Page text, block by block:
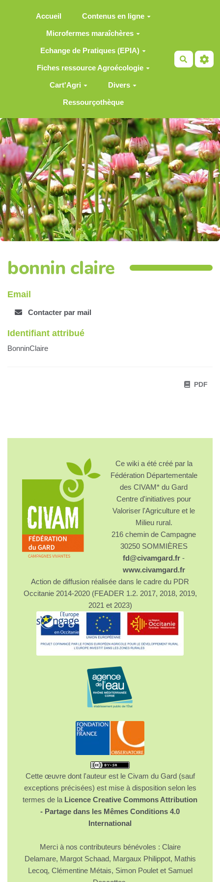
Accueil Contenus en ligne
Microfermes maraîchères
Echange de Pratiques (EPIA)
Fiches ressource Agroécologie
Cart'Agri Divers
Ressourçothèque
bonnin claire
Email
Contacter par mail
Identifiant attribué
BonninClaire
PDF
Ce wiki a été créé par la
Fédération Départementale
des CIVAM* du Gard
Centre d'initiatives pour
Valoriser l'Agriculture et le
Milieu rural.
216 chemin de Campagne
30250 SOMMIÈRES
fd@civamgard.fr -
www.civamgard.fr
Action de diffusion réalisée dans le cadre du PDR
Occitanie 2014-2020 (FEADER 1.2. 2017, 2018, 2019,
2021 et 2023)
Cette œuvre dont l'auteur est le Civam du Gard (sauf
exceptions précisées) est mise à disposition selon les
termes de la Licence Creative Commons Attribution
- Partage dans les Mêmes Conditions 4.0
International
Merci à nos contributeurs bénévoles : Claire
Delamare, Margot Schaad, Margaux Philippot, Mathis
Lecoq, Clémentine Métais, Simon Poulet et Samuel